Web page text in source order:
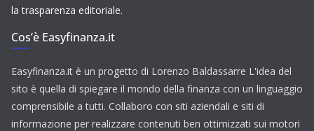
la trasparenza editoriale.
Cos’è Easyfinanza.it
Easyfinanza.it è un progetto di Lorenzo Baldassarre L'idea del
sito è quella di spiegare il mondo della finanza con un linguaggio
comprensibile a tutti. Collaboro con siti aziendali e siti di
informazione per realizzare contenuti ben ottimizzati sui motori